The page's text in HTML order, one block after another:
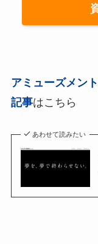
アミューズメン
記事はこちら
あわせて読みたい